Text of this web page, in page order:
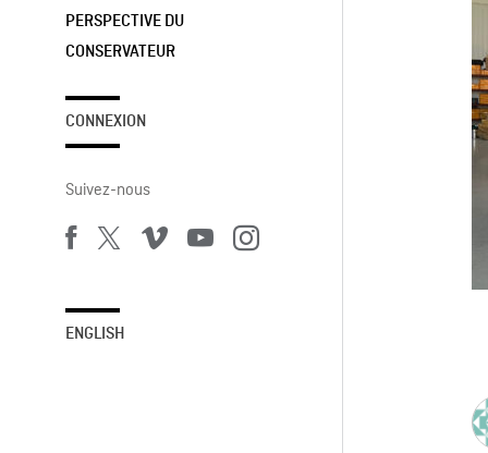
PERSPECTIVE DU
CONSERVATEUR
CONNEXION
Suivez-nous
ENGLISH